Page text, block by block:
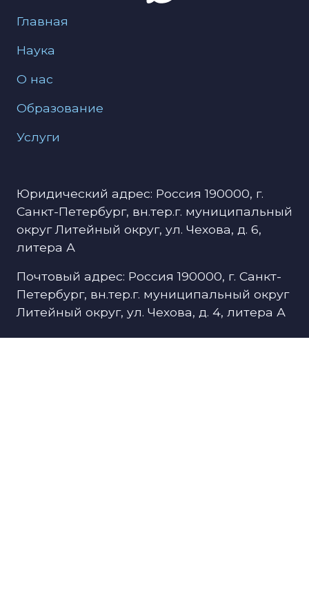
Меню для подвала
Главная
Наука
О нас
Образование
Услуги
Юридический адрес: Россия 190000, г.
Санкт-Петербург, вн.тер.г. муниципальный
округ Литейный округ, ул. Чехова, д. 6,
литера А
Почтовый адрес: Россия 190000, г. Санкт-
Петербург, вн.тер.г. муниципальный округ
Литейный округ, ул. Чехова, д. 4, литера А